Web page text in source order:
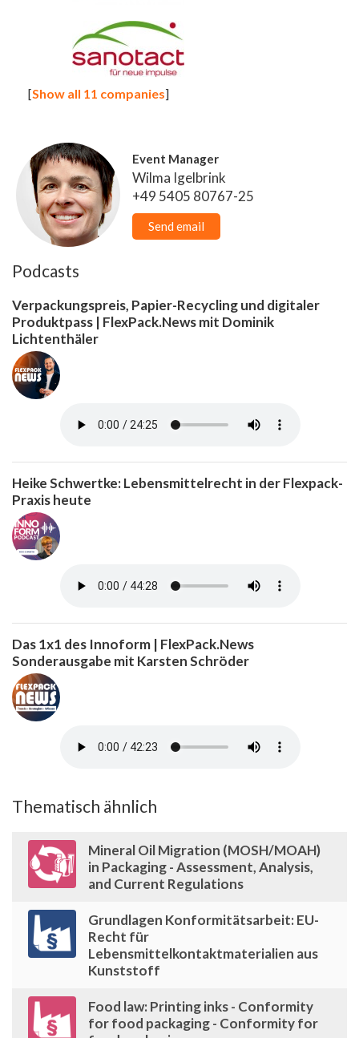
[Show all 11 companies]
Event Manager
Wilma Igelbrink
+49 5405 80767-25
Send email
Podcasts
Verpackungspreis, Papier-Recycling und digitaler
Produktpass | FlexPack.News mit Dominik
Lichtenthäler
Heike Schwertke: Lebensmittelrecht in der Flexpack-
Praxis heute
Das 1x1 des Innoform | FlexPack.News
Sonderausgabe mit Karsten Schröder
Thematisch ähnlich
Mineral Oil Migration (MOSH/MOAH)
in Packaging - Assessment, Analysis,
and Current Regulations
Grundlagen Konformitätsarbeit: EU-
Recht für
Lebensmittelkontaktmaterialien aus
Kunststoff
Food law: Printing inks - Conformity
for food packaging - Conformity for